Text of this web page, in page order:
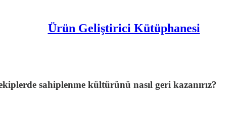
Ürün Geliştirici Kütüphanesi
sahiplenme kültürünü nasıl geri kazanırız?